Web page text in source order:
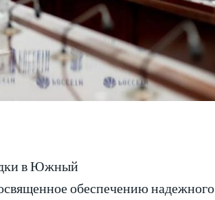
в Южный
обеспечению надежного